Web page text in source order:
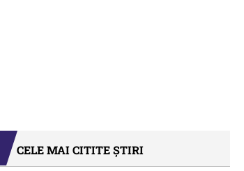
CELE MAI CITITE ȘTIRI